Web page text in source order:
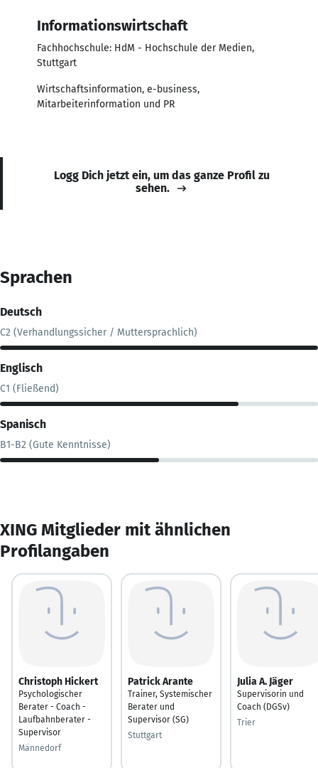
Informationswirtschaft
Fachhochschule: HdM - Hochschule der Medien,
Stuttgart
Wirtschaftsinformation, e-business,
Mitarbeiterinformation und PR
Logg Dich jetzt ein, um das ganze Profil zu
sehen.
Sprachen
Deutsch
C2 (Verhandlungssicher / Muttersprachlich)
Englisch
C1 (Fließend)
Spanisch
B1-B2 (Gute Kenntnisse)
XING Mitglieder mit ähnlichen
Profilangaben
Christoph Hickert
Psychologischer
Berater - Coach -
Laufbahnberater -
Supervisor
Männedorf
Patrick Arante
Trainer, Systemischer
Berater und
Supervisor (SG)
Stuttgart
Julia A. Jäger
Supervisorin und
Coach (DGSv)
Trier